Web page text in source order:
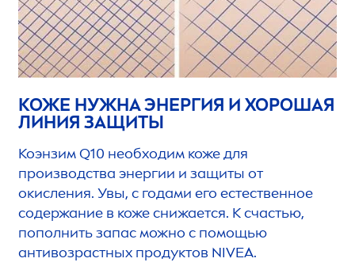
КОЖЕ НУЖНА ЭНЕРГИЯ И ХОРОШАЯ
ЛИНИЯ ЗАЩИТЫ
Коэнзим Q10 необходим коже для
производства энергии и защиты от
окисления. Увы, с годами его естественное
содержание в коже снижается. К счастью,
пополнить запас можно с помощью
антивозрастных продуктов NIVEA.